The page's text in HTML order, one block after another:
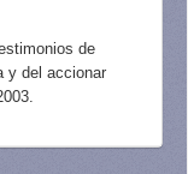
de
y del accionar